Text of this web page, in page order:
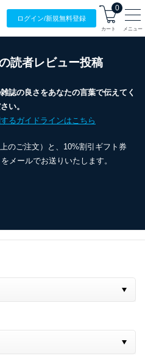
ログイン/新規無料登録
0
カート メニュー
読者レビュー投稿
誌の良さをあなたの言葉で伝えてく
い。
るガイドラインはこちら
のご注文）と、10%割引ギフト券
メールでお送りいたします。